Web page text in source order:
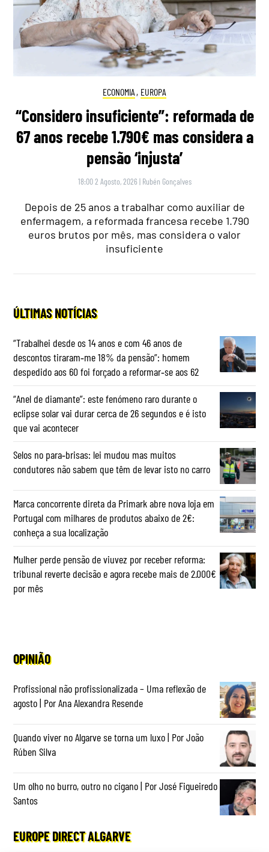
ECONOMIA , EUROPA
“Considero insuficiente”: reformada de
67 anos recebe 1.790€ mas considera a
pensão ‘injusta’
18:00 2 Agosto, 2026 | Rubén Gonçalves
Depois de 25 anos a trabalhar como auxiliar de
enfermagem, a reformada francesa recebe 1.790
euros brutos por mês, mas considera o valor
insuficiente
ÚLTIMAS NOTÍCIAS
“Trabalhei desde os 14 anos e com 46 anos de
descontos tiraram‑me 18% da pensão”: homem
despedido aos 60 foi forçado a reformar‑se aos 62
“Anel de diamante”: este fenómeno raro durante o
eclipse solar vai durar cerca de 26 segundos e é isto
que vai acontecer
Selos no para‑brisas: lei mudou mas muitos
condutores não sabem que têm de levar isto no carro
Marca concorrente direta da Primark abre nova loja em
Portugal com milhares de produtos abaixo de 2€:
conheça a sua localização
Mulher perde pensão de viuvez por receber reforma:
tribunal reverte decisão e agora recebe mais de 2.000€
por mês
OPINIÃO
Profissional não profissionalizada – Uma reflexão de
agosto | Por Ana Alexandra Resende
Quando viver no Algarve se torna um luxo | Por João
Rúben Silva
Um olho no burro, outro no cigano | Por José Figueiredo
Santos
EUROPE DIRECT ALGARVE